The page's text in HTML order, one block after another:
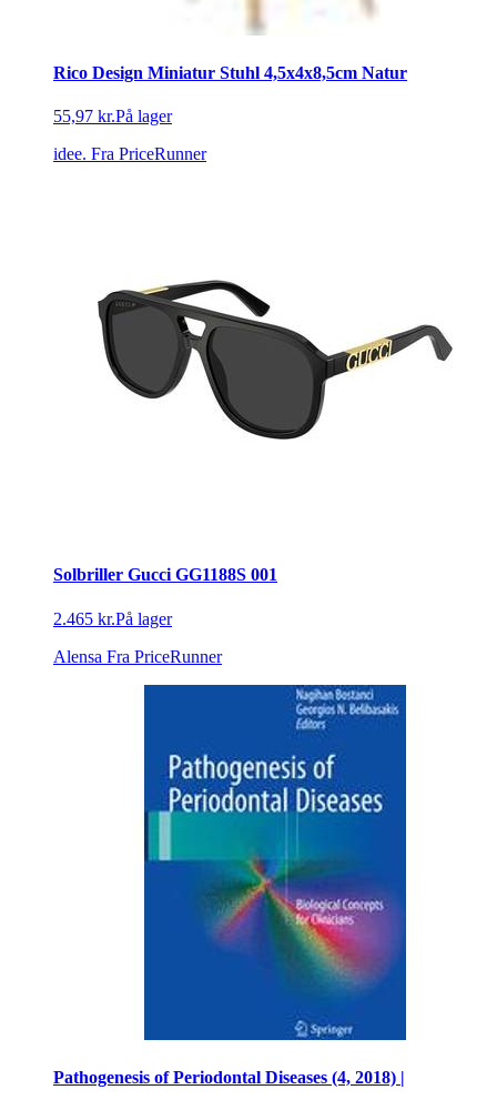
Rico Design Miniatur Stuhl 4,5x4x8,5cm Natur
55,97 kr.På lager
idee. Fra PriceRunner
Solbriller Gucci GG1188S 001
2.465 kr.På lager
Alensa Fra PriceRunner
Pathogenesis of Periodontal Diseases (4, 2018) |